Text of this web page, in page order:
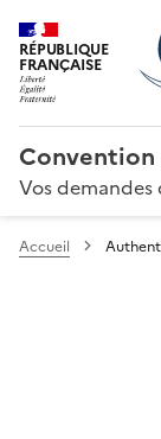
RÉPUBLIQUE
FRANÇAISE
Vos
Accueil